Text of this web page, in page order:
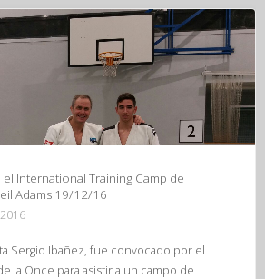
International Training Camp de
Adams 19/12/16
Sergio Ibañez, fue convocado por el
la Once para asistir a un campo de